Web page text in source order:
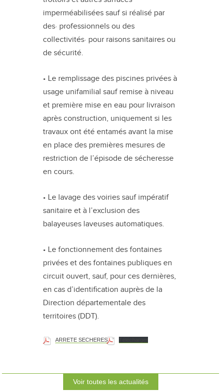
imperméabilisées sauf si réalisé par
des· professionnels ou des
collectivités· pour raisons sanitaires ou
de sécurité.
• Le remplissage des piscines privées à
usage unifamilial sauf remise à niveau
et première mise en eau pour livraison
après construction, uniquement si les
travaux ont été entamés avant la mise
en place des premières mesures de
restriction de l’épisode de sécheresse
en cours.
• Le lavage des voiries sauf impératif
sanitaire et à l’exclusion des
balayeuses laveuses automatiques.
• Le fonctionnement des fontaines
privées et des fontaines publiques en
circuit ouvert, sauf, pour ces dernières,
en cas d’identification auprès de la
Direction départementale des
territoires (DDT).
ARRETE SECHERESSE
Voir toutes les actualités